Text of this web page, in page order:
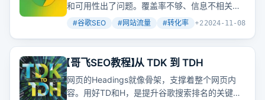
和可用性出了问题。覆盖率不够、信息不相关、
用户体验差，这些都可能是潜在客户流失的原
呢？
#谷歌SEO #网站流量 #转化率 +22024-11-08
【哥飞SEO教程】从 TDK 到 TDH
网页的Headings就像骨架，支撑着整个网页内
容。用好TD和H，是提升谷歌搜索排名的关键。